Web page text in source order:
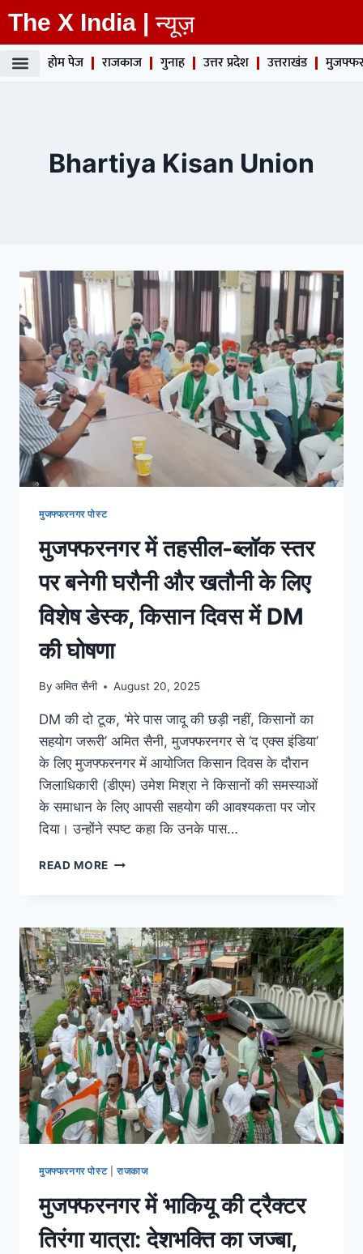
The X India | न्यूज़
होम पेज राजकाज गुनाह उत्तर प्रदेश उत्तराखंड
Bhartiya Kisan Union
मुजफ्फरनगर पोस्ट
मुजफ्फरनगर में तहसील-ब्लॉक स्तर
पर बनेगी घरौनी और खतौनी के लिए
विशेष डेस्क, किसान दिवस में DM
की घोषणा
By अमित सैनी August 20, 2025
DM की दो टूक, ‘मेरे पास जादू की छड़ी नहीं, किसानों का
सहयोग जरूरी’ अमित सैनी, मुजफ्फरनगर से ‘द एक्स इंडिया’
के लिए मुजफ्फरनगर में आयोजित किसान दिवस के दौरान
जिलाधिकारी (डीएम) उमेश मिश्रा ने किसानों की समस्याओं
के समाधान के लिए आपसी सहयोग की आवश्यकता पर जोर
दिया। उन्होंने स्पष्ट कहा कि उनके पास…
READ MORE
मुजफ्फरनगर पोस्ट| राजकाज
मुजफ्फरनगर में भाकियू की ट्रैक्टर
तिरंगा यात्रा: देशभक्ति का जज्बा,